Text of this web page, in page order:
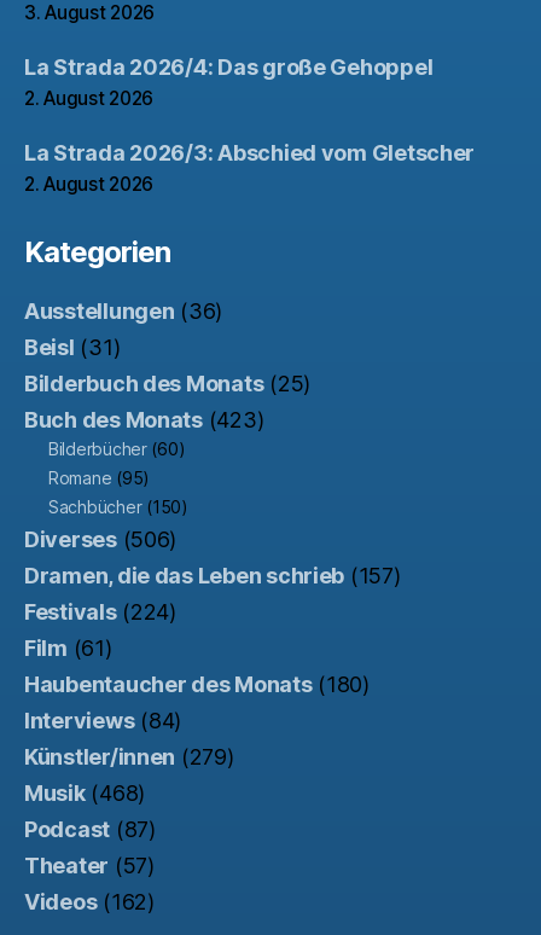
3. August 2026
La Strada 2026/4: Das große Gehoppel
2. August 2026
La Strada 2026/3: Abschied vom Gletscher
2. August 2026
Kategorien
Ausstellungen (36)
Beisl (31)
Bilderbuch des Monats(25)
Buch des Monats(423)
Bilderbücher(60)
Romane (95)
Sachbücher(150)
Diverses(506)
Dramen, die das Leben schrieb (157)
Festivals(224)
Film (61)
Haubentaucher des Monats(180)
Interviews(84)
Künstler/innen (279)
Musik(468)
Podcast (87)
Theater (57)
Videos(162)